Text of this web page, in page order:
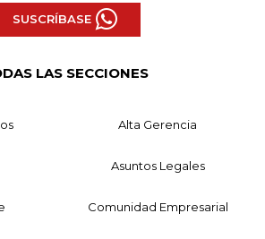
SUSCRÍBASE
LAS SECCIONES
Alta Gerencia
Asuntos Legales
Comunidad Empresarial